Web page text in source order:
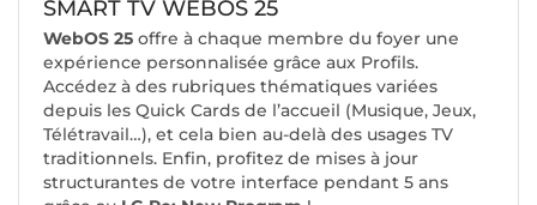
SMART TV WEBOS 25
WebOS 25 offre à chaque membre du foyer une
expérience personnalisée grâce aux Profils.
Accédez à des rubriques thématiques variées
depuis les Quick Cards de l’accueil (Musique, Jeux,
Télétravail…), et cela bien au-delà des usages TV
traditionnels. Enfin, profitez de mises à jour
structurantes de votre interface pendant 5 ans